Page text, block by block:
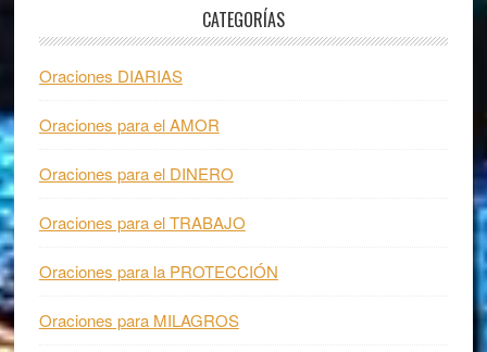
CATEGORÍAS
Oraciones DIARIAS
Oraciones para el AMOR
Oraciones para el DINERO
Oraciones para el TRABAJO
Oraciones para la PROTECCIÓN
Oraciones para MILAGROS